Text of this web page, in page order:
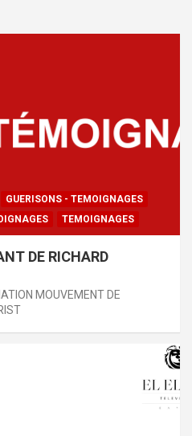
GUERISONS - TEMOIGNAGES
TEMOIGNAGES
DE RICHARD
MOUVEMENT DE